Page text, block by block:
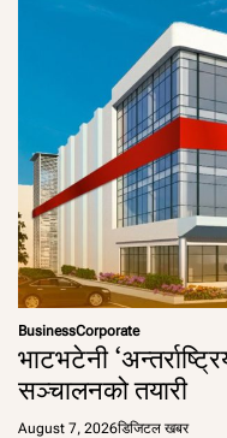
BusinessCorporate
भाटभटेनी
सञ्चालनको तयारी
August 7, 2026डिजिटल खबर